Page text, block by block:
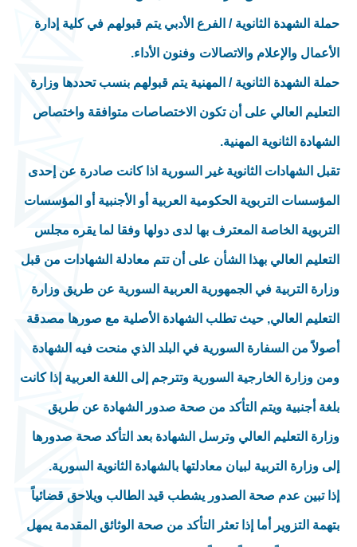
حملة الشهدة الثانوية / الفرع الأدبي يتم قبولهم في كلية إدارة
الأعمال والإعلام والاتصالات وفنون الأداء.
حملة الشهدة الثانوية / المهنية يتم قبولهم بنسب تحددها وزارة
التعليم العالي على أن تكون الاختصاصات متوافقة واختصاص
الشهادة الثانوية المهنية.
تقبل الشهادات الثانوية غير السورية اذا كانت صادرة عن إحدى
المؤسسات التربوية الحكومية العربية أو الأجنبية أو المؤسسات
التربوية الخاصة المعترف بها لدى دولها وفقا لما يقره مجلس
التعليم العالي بهذا الشأن على أن تتم معادلة الشهادات من قبل
وزارة التربية في الجمهورية العربية السورية عن طريق وزارة
التعليم العالي, حيث تطلب الشهادة الأصلية مع صورها مصدقة
أصولاً من السفارة السورية في البلد الذي منحت فيه الشهادة
ومن وزارة الخارجية السورية وتترجم إلى اللغة العربية إذا كانت
بلغة أجنبية ويتم التأكد من صحة صدور الشهادة عن طريق
وزارة التعليم العالي وترسل الشهادة بعد التأكد صحة صدورها
إلى وزارة التربية لبيان معادلتها بالشهادة الثانوية السورية.
إذا تبين عدم صحة الصدور يشطب قيد الطالب ويلاحق قضائياً
بتهمة التزوير أما إذا تعثر التأكد من صحة الوثائق المقدمة يمهل